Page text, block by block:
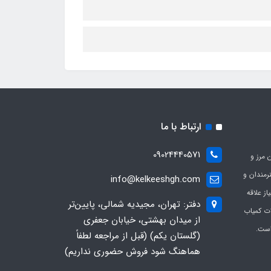
مرز و
هنرمندان و
علاقه
کمیاب
ارتباط با ما
09024440571
info@kelkeeshgh.com
دفتر: تهران، مجیدیه شمالی، پایین‌تر
از میدان بهشتی، خیابان جعفری
(گلستان یکم) (قبل از مراجعه لطفاً
هماهنگ شود فروش حضوری نداریم)